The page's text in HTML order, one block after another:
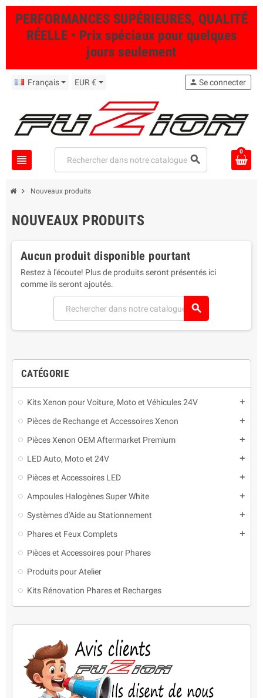
PERFORMANCES SUPÉRIEURES, QUALITÉ
RÉELLE • Prix spéciaux pour quelques
jours seulement
Français EUR €
view_headline search
person Se connecter
0
chevron_right Nouveaux produits
CATÉGORIE
Kits Xenon pour Voiture, Moto et Véhicules 24V add
Pièces de Rechange et Accessoires Xenon add
Pièces Xenon OEM Aftermarket Premium add
LED Auto, Moto et 24V add
Pièces et Accessoires LED add
Ampoules Halogènes Super White add
Systèmes d'Aide au Stationnement add
Phares et Feux Complets add
Pièces et Accessoires pour Phares
Produits pour Atelier
Kits Rénovation Phares et Recharges
NOUVEAUX PRODUITS
Aucun produit disponible pourtant
Restez à l'écoute! Plus de produits seront présentés ici
comme ils seront ajoutés.
search